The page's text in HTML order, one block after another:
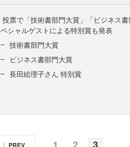
投票で「技術書部門大賞」「ビジネス
ペシャルゲストによる特別賞も発表
技術書部門大賞
ビジネス書部門大賞
長田絵理子さん 特別賞
PREV